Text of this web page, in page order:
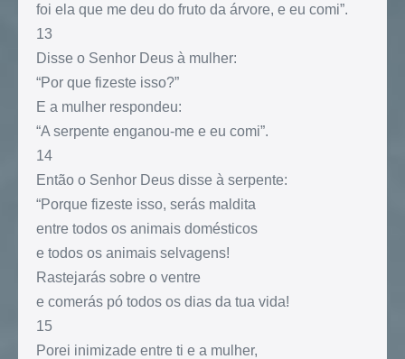
foi ela que me deu do fruto da árvore, e eu comi”.
13
Disse o Senhor Deus à mulher:
“Por que fizeste isso?”
E a mulher respondeu:
“A serpente enganou-me e eu comi”.
14
Então o Senhor Deus disse à serpente:
“Porque fizeste isso, serás maldita
entre todos os animais domésticos
e todos os animais selvagens!
Rastejarás sobre o ventre
e comerás pó todos os dias da tua vida!
15
Porei inimizade entre ti e a mulher,